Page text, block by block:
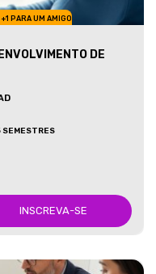
PARA UM AMIGO
DE
SEMESTRES
INSCREVA-SE